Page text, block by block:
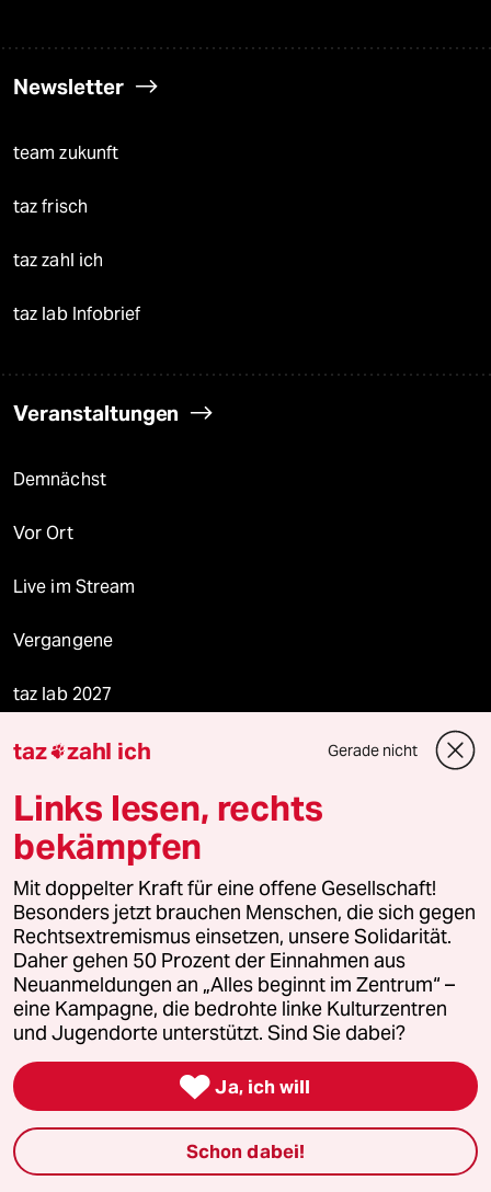
Newsletter
team zukunft
taz frisch
taz zahl ich
taz lab Infobrief
Veranstaltungen
Demnächst
Vor Ort
Live im Stream
Vergangene
taz lab 2027
Mehr taz Lesestoff
taz Blogs
taz FUTURZWEI
Le Monde diplomatique
taz Archiv
Mehr taz Angebote
taz zahl ich Gerade nicht
Links lesen, rechts
bekämpfen
Mit doppelter Kraft für eine offene Gesellschaft!
Besonders jetzt brauchen Menschen, die sich gegen
Rechtsextremismus einsetzen, unsere Solidarität.
Daher gehen 50 Prozent der Einnahmen aus
Neuanmeldungen an „Alles beginnt im Zentrum“ –
eine Kampagne, die bedrohte linke Kulturzentren
und Jugendorte unterstützt. Sind Sie dabei?
 Ja, ich will
Schon dabei!